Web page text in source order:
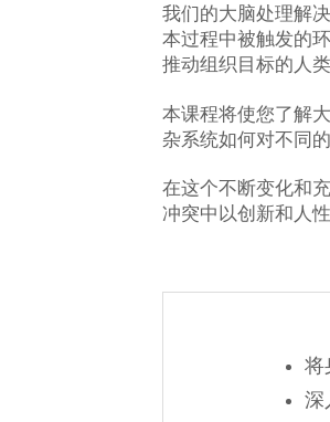
我们的大脑处理解
本过程中被触发的
推动组织目标的人类
本课程将使您了解
杂系统如何对不同
在这个不断变化和
冲突中以创新和人
将
深